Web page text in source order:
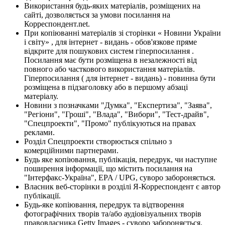
Використання будь-яких матеріалів, розміщених на
сайті, дозволяється за умови посилання на
Корреспондент.net.
При копіюванні матеріалів зі сторінки « Новини України
і світу» , для інтернет - видань - обов'язкове пряме
відкрите для пошукових систем гіперпосилання .
Посилання має бути розміщена в незалежності від
повного або часткового використання матеріалів.
Гіперпосилання ( для інтернет - видань) - повинна бути
розміщена в підзаголовку або в першому абзаці
матеріалу.
Новини з позначками "Думка", "Експертиза", "Заява",
"Регіони", "Гроші", "Влада", "Вибори", "Тест-драйв",
"Спецпроекти", "Промо" публікуються на правах
реклами.
Розділ Спецпроекти створюється спільно з
комерційними партнерами.
Будь яке копіювання, публікація, передрук, чи наступне
поширення інформації, що містить посилання на
"Інтерфакс-Україна", EPA / UPG, суворо забороняється.
Власник веб-сторінки в розділі Я-Корреспондент є автор
публікації.
Будь-яке копіювання, передрук та відтворення
фотографічних творів та/або аудіовізуальних творів
правовласника Getty Images - суворо забороняється.